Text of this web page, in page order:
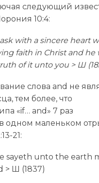
следующий
10:4:
with a sincere heart
faith in Christ and he
of it unto you > Ш
слова and не
тем более, что
«if… and» 7 раз
одном маленьком
21:
sayeth unto the earth
> Ш (1837)